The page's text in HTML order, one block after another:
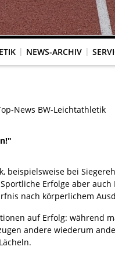
NEWS-ARCHIV
News BW-Leichtathletik
beispielsweise bei
Erfolge aber
nach körperlichem
auf Erfolg: während
andere wiederum